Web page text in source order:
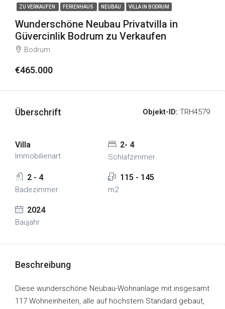
ZU VERKAUFEN FERIENHAUS NEUBAU VILLA IN BODRUM
Wunderschöne Neubau Privatvilla in
Güvercinlik Bodrum zu Verkaufen
Bodrum
€465.000
Überschrift Objekt-ID: TRH4579
Villa
Immobilienart
2- 4
Schlafzimmer
2 - 4
Badezimmer
115 - 145
m2
2024
Baujahr
Beschreibung
Diese wunderschöne Neubau-Wohnanlage mit insgesamt
117 Wohneinheiten, alle auf höchstem Standard gebaut,